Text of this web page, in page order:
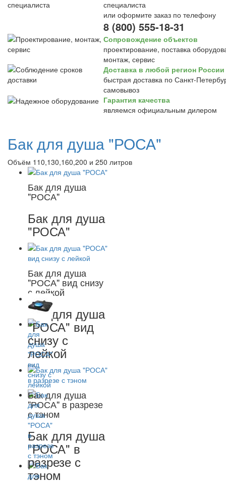
специалиста
или оформите заказ по телефону
8 (800) 555-18-31
Сопровождение объектов
проектирование, поставка
монтаж, сервис
Доставка в любой регион России
быстрая доставка по Санкт-
самовывоз
Гарантия качества
являемся официальным дилером
Бак для душа "РОСА"
Объём 110,130,160,200 и 250 литров
Бак для душа
"РОСА"
Бак для душа
"РОСА"
Бак для душа
"РОСА" вид снизу
с лейкой
Бак для душа
"РОСА" вид
снизу с
лейкой
Бак для душа
"РОСА" в разрезе
с тэном
Бак для душа
"РОСА" в
разрезе с
тэном